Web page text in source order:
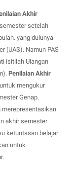
Akhir
setelah
yang dulunya
(UAS). Namun PAS
isitilah Ulangan
Penilaian Akhir
meng­ukur
Genap.
merepresentasikan
akhir semester
ketuntasan belajar
untuk